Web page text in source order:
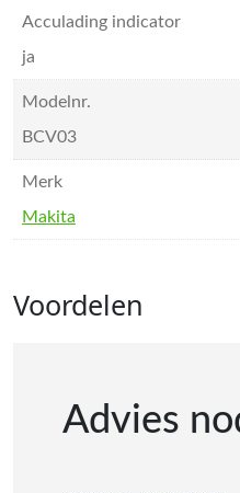
Acculading indicator
ja
Modelnr.
BCV03
Merk
Makita
Voordelen
Advies